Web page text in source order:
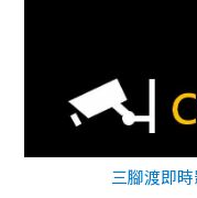
三腳渡即